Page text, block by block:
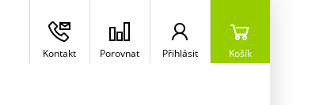
Kontakt Porovnat Přihlásit Košík